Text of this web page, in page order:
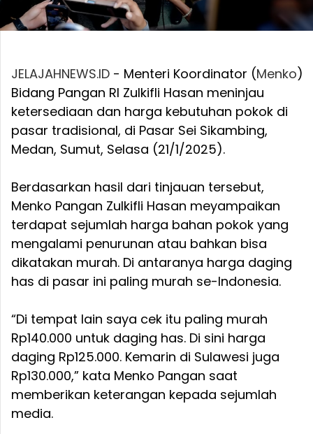
JELAJAHNEWS.ID - Menteri Koordinator (Menko)
Bidang Pangan RI Zulkifli Hasan meninjau
ketersediaan dan harga kebutuhan pokok di
pasar tradisional, di Pasar Sei Sikambing,
Medan, Sumut, Selasa (21/1/2025).
Berdasarkan hasil dari tinjauan tersebut,
Menko Pangan Zulkifli Hasan meyampaikan
terdapat sejumlah harga bahan pokok yang
mengalami penurunan atau bahkan bisa
dikatakan murah. Di antaranya harga daging
has di pasar ini paling murah se-Indonesia.
“Di tempat lain saya cek itu paling murah
Rp140.000 untuk daging has. Di sini harga
daging Rp125.000. Kemarin di Sulawesi juga
Rp130.000,” kata Menko Pangan saat
memberikan keterangan kepada sejumlah
media.